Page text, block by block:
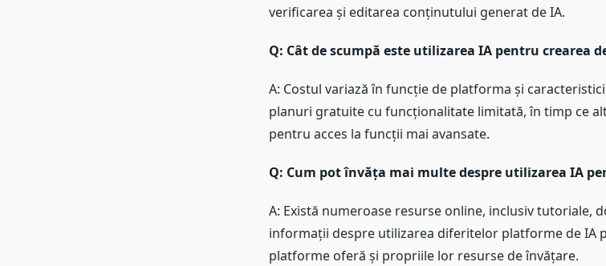
verificarea și editarea conținutului generat de IA.
Q: Cât de scumpă este utilizarea IA pentru crearea
A: Costul variază în funcție de platforma și
planuri gratuite cu funcționalitate limitată, în timp ce
pentru acces la funcții mai avansate.
Q: Cum pot învăța mai multe despre utilizarea IA
A: Există numeroase resurse online, inclusiv tutoriale,
informații despre utilizarea diferitelor platforme de IA
platforme oferă și propriile lor resurse de învățare.